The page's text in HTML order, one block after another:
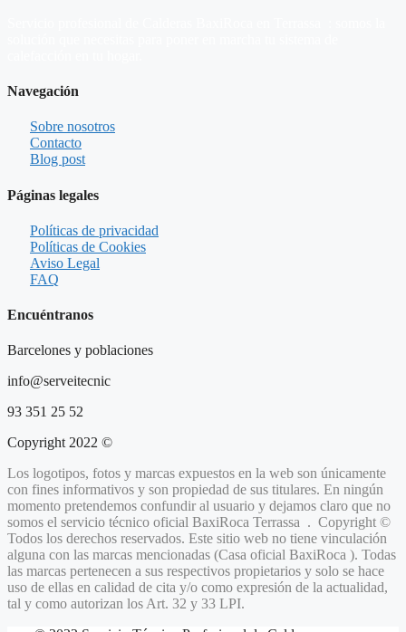
Navegación
Sobre nosotros
Contacto
Blog post
Páginas legales
Políticas de privacidad
Políticas de Cookies
Aviso Legal
FAQ
Encuéntranos
Barcelones y poblaciones
info@serveitecnic​
93 351 25 52
Copyright 2022 ©
Los logotipos, fotos y marcas expuestos en la web son únicamente
con fines informativos y son propiedad de sus titulares. En ningún
momento pretendemos confundir al usuario y dejamos claro que no
somos el servicio técnico oficial BaxiRoca Terrassa . Copyright ©
Todos los derechos reservados. Este sitio web no tiene vinculación
alguna con las marcas mencionadas (Casa oficial BaxiRoca ). Todas
las marcas pertenecen a sus respectivos propietarios y solo se hace
uso de ellas en calidad de cita y/o como expresión de la actualidad,
tal y como autorizan los Art. 32 y 33 LPI.